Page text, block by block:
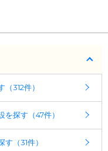
もできます。
312件）
探す（47件）
（31件）